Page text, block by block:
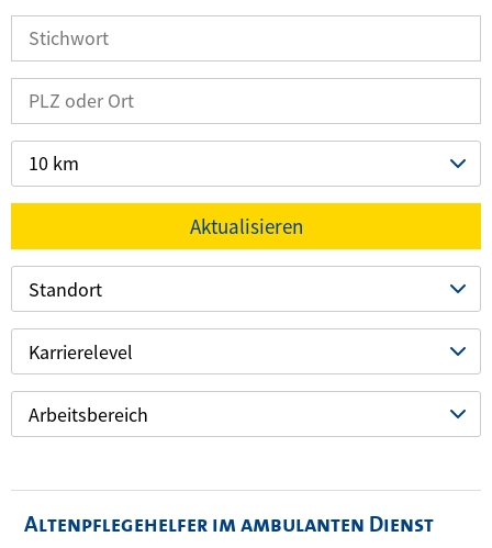
10 km
Aktualisieren
Standort
Karrierelevel
Arbeitsbereich
Altenpflegehelfer im ambulanten Dienst